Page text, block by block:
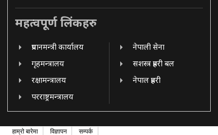
महत्वपूर्ण लिंकहरु
प्रधानमन्त्री कार्यालय
गृहमन्त्रालय
रक्षामन्त्रालय
परराष्ट्रमन्त्रालय
नेपाली सेना
सशस्त्र प्रहरी बल
नेपाल प्रहरी
हाम्रो बारेमा विज्ञापन सम्पर्क